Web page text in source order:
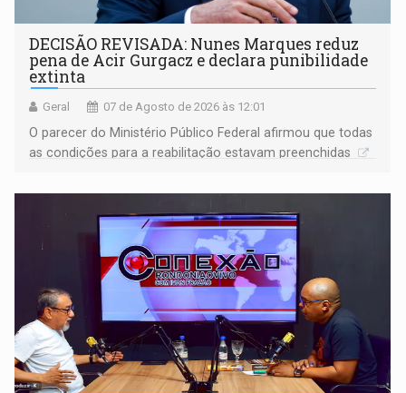
DECISÃO REVISADA: Nunes Marques reduz
pena de Acir Gurgacz e declara punibilidade
extinta
Geral 07 de Agosto de 2026 às 12:01
O parecer do Ministério Público Federal afirmou que todas
as condições para a reabilitação estavam preenchidas